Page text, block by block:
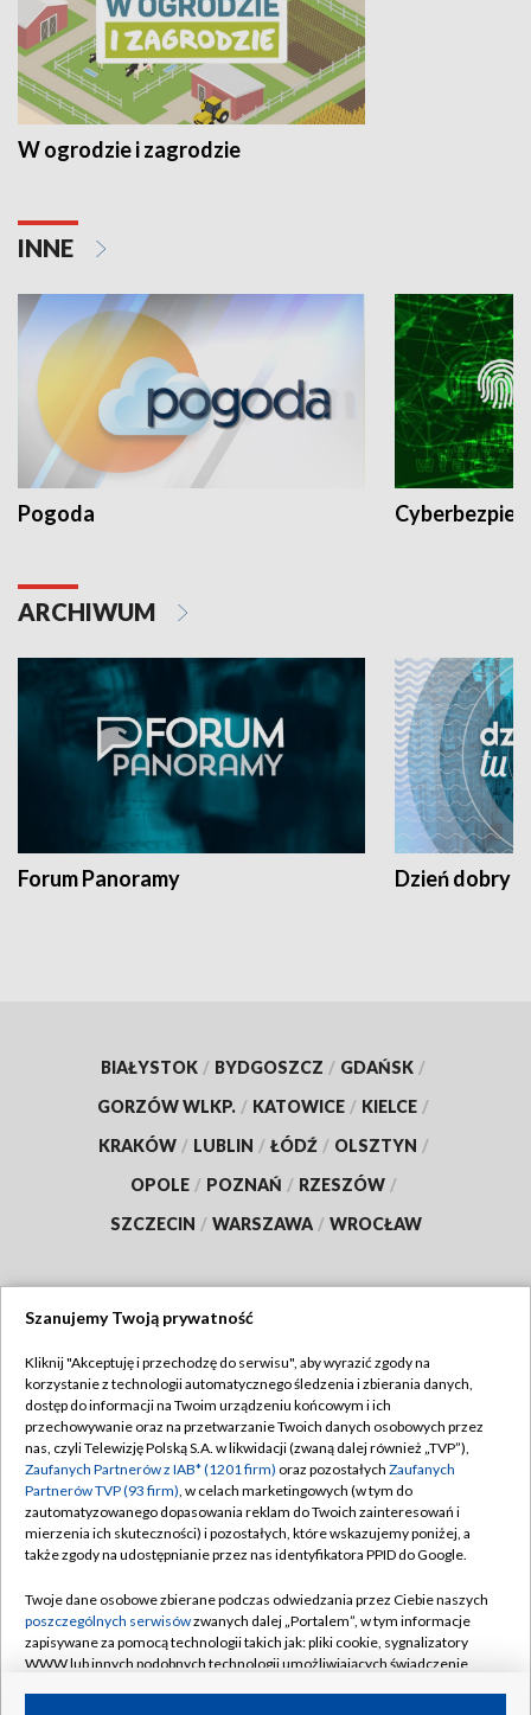
W ogrodzie i zagrodzie
INNE
Pogoda
ARCHIWUM
Forum Panoramy Dzień dobry
BIAŁYSTOK / BYDGOSZCZ / GDAŃSK /
GORZÓW WLKP. / KATOWICE / KIELCE /
KRAKÓW / LUBLIN / ŁÓDŹ / OLSZTYN /
OPOLE / POZNAŃ / RZESZÓW /
SZCZECIN / WARSZAWA / WROCŁAW
TVP
Abonament TVP
Emisja w TVP
Centrum informacji TVP
Naziemna Telewizja Cyfrowa
Rada Programowa
System NOS
Informacje o nadawcy
Regulamin TVP
Polityka prywatności
Moje zgody
Pomoc
Kontakt
Kanały
Szanujemy Twoją prywatność
Kliknij "Akceptuję i przechodzę do serwisu", aby wyrazić zgody na
korzystanie z technologii automatycznego śledzenia i zbierania danych,
dostęp do informacji na Twoim urządzeniu końcowym i ich
przechowywanie oraz na przetwarzanie Twoich danych osobowych przez
nas, czyli Telewizję Polską S.A. w likwidacji (zwaną dalej również „TVP”),
Zaufanych Partnerów z IAB* (1201 firm) oraz pozostałych Zaufanych
Partnerów TVP (93 firm), w celach marketingowych (w tym do
zautomatyzowanego dopasowania reklam do Twoich zainteresowań i
mierzenia ich skuteczności) i pozostałych, które wskazujemy poniżej, a
także zgody na udostępnianie przez nas identyfikatora PPID do Google.
Twoje dane osobowe zbierane podczas odwiedzania przez Ciebie naszych
poszczególnych serwisówzwanych dalej „Portalem”, w tym informacje
zapisywane za pomocą technologii takich jak: pliki cookie, sygnalizatory
WWW lub innych podobnych technologii umożliwiających świadczenie